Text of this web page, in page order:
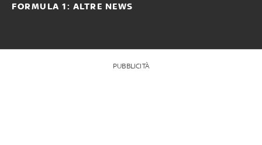
FORMULA 1: ALTRE NEWS
PUBBLICITÀ